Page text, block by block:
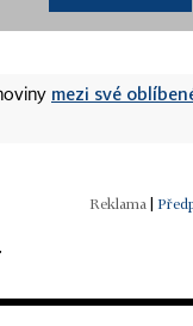
mezi své
|